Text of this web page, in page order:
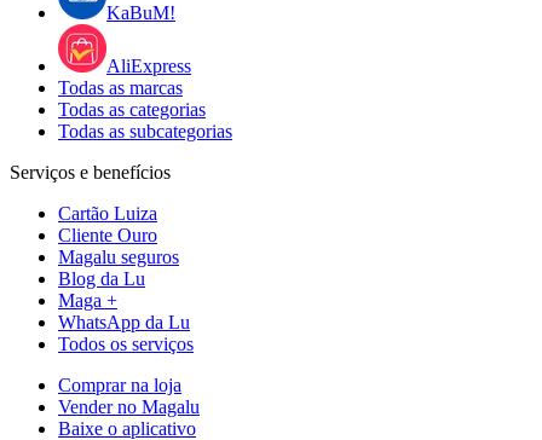
KaBuM!
AliExpress
Todas as marcas
Todas as categorias
Todas as subcategorias
Serviços e benefícios
Cartão Luiza
Cliente Ouro
Magalu seguros
Blog da Lu
Maga +
WhatsApp da Lu
Todos os serviços
Comprar na loja
Vender no Magalu
Baixe o aplicativo